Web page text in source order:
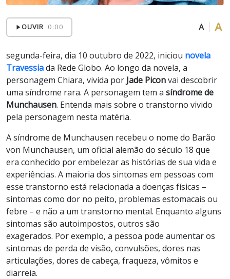
OUVIR 0:00 A A
segunda-feira, dia 10 outubro de 2022, iniciou novela
Travessiada Rede Globo. Ao longo da novela, a
personagem Chiara, vivida por Jade Piconvai descobrir
uma síndrome rara. A personagem tem a síndrome de
Munchausen. Entenda mais sobre o transtorno vivido
pela personagem nesta matéria.
A síndrome de Munchausen recebeu o nome do Barão
von Munchausen, um oficial alemão do século 18 que
era conhecido por embelezar as histórias de sua vida e
experiências. A maioria dos sintomas em pessoas com
esse transtorno está relacionada a doenças físicas –
sintomas como dor no peito, problemas estomacais ou
febre – e não a um transtorno mental. Enquanto alguns
sintomas são autoimpostos, outros são
exagerados. Por exemplo, a pessoa pode aumentar os
sintomas de perda de visão, convulsões, dores nas
articulações, dores de cabeça, fraqueza, vômitos e
diarreia.